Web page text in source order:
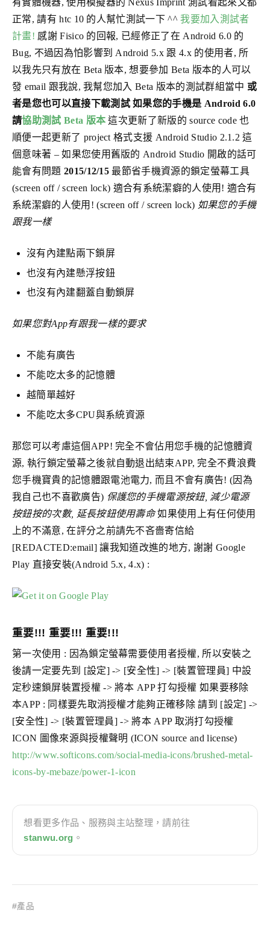
正常, 請有 htc 10 的人幫忙測試一下 ^^我要加入測試者
計畫! 感謝 Fisico 的回報, 已經修正了在 Android 6.0 的
Bug, 不過因為怕影響到 Android 5.x 跟 4.x 的使用者, 所
以我先只有放在 Beta 版本, 想要參加 Beta 版本的人可以
發 email 跟我說, 我幫您加入 Beta 版本的測試群組當中 或
者是您也可以直接下載測試 如果您的手機是 Android 6.0
請協助測試 Beta 版本 這次更新了新版的 source code 也
順便一起更新了 project 格式支援 Android Studio 2.1.2 這
個意味著 – 如果您使用舊版的 Android Studio 開啟的話可
能會有問題 2015/12/15 最節省手機資源的鎖定螢幕工具
(screen off / screen lock) 適合有系統潔癖的人使用! 適合有
系統潔癖的人使用! (screen off / screen lock) 如果您的手機
跟我一樣
沒有內建點兩下鎖屏
也沒有內建懸浮按鈕
也沒有內建翻蓋自動鎖屏
如果您對App有跟我一樣的要求
不能有廣告
不能吃太多的記憶體
越簡單越好
不能吃太多CPU與系統資源
那您可以考慮這個APP! 完全不會佔用您手機的記憶體資
源, 執行鎖定螢幕之後就自動退出結束APP, 完全不費浪費
您手機寶貴的記憶體跟電池電力, 而且不會有廣告! (因為
我自己也不喜歡廣告) 保護您的手機電源按鈕, 減少電源
按鈕按的次數, 延長按鈕使用壽命如果使用上有任何使用
上的不滿意, 在評分之前請先不吝嗇寄信給
[REDACTED:email] 讓我知道改進的地方, 謝謝 Google
Play 直接安裝(Android 5.x, 4.x) :
重要!!! 重要!!! 重要!!!
第一次使用 : 因為鎖定螢幕需要使用者授權, 所以安裝之
後請一定要先到 [設定] -> [安全性] -> [裝置管理員] 中設
定秒速鎖屏裝置授權 -> 將本 APP 打勾授權 如果要移除
本APP : 同樣要先取消授權才能夠正確移除 請到 [設定] ->
[安全性] -> [裝置管理員] -> 將本 APP 取消打勾授權
ICON 圖像來源與授權聲明 (ICON source and license)
http://www.softicons.com/social-media-icons/brushed-metal-
icons-by-mebaze/power-1-icon
想看更多作品、服務與主站整理，請前往
stanwu.org 。
#產品